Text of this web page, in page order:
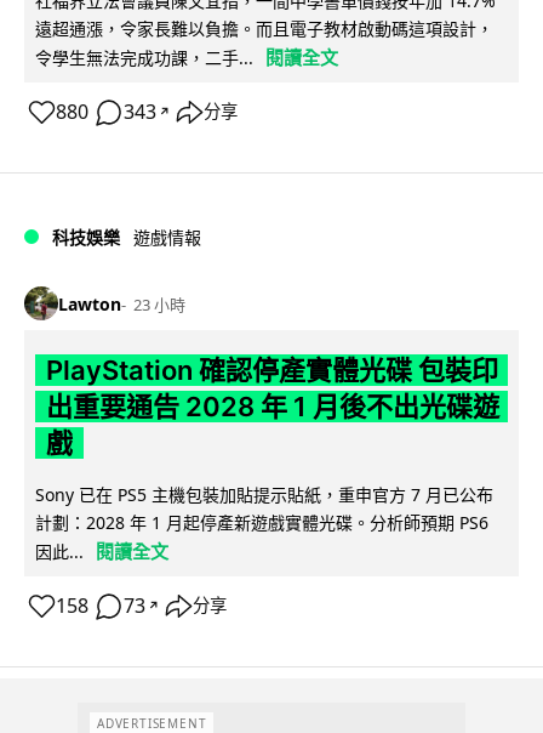
遠超通漲，令家長難以負擔。而且電子教材啟動碼這項設計，
令學生無法完成功課，二手...
閱讀全文
880 343 ↗ 分享
科技娛樂 遊戲情報
Lawton 23 小時
PlayStation 確認停產實體光碟 包裝印
出重要通告 2028 年 1 月後不出光碟遊
戲
Sony 已在 PS5 主機包裝加貼提示貼紙，重申官方 7 月已公布
計劃：2028 年 1 月起停產新遊戲實體光碟。分析師預期 PS6
因此...
閱讀全文
158 73 ↗ 分享
ADVERTISEMENT